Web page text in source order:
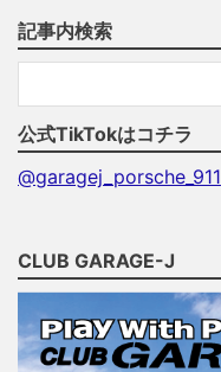
記事内検索
公式TikTokはコチラ
@garagej_porsche_911
CLUB GARAGE-J